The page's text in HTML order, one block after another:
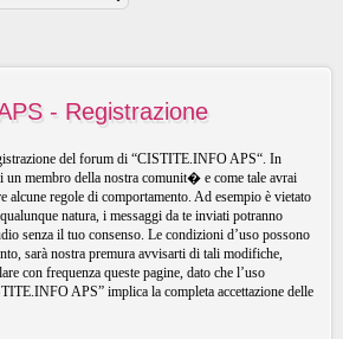
- Registrazione
del forum di “CISTITE.INFO APS“. In
un membro della nostra comunit� e come tale avrai
alcune regole di comportamento. Ad esempio è vietato
natura, i messaggi da te inviati potranno
senza il tuo consenso. Le condizioni d’uso possono
sarà nostra premura avvisarti di tali modifiche,
con frequenza queste pagine, dato che l’uso
APS” implica la completa accettazione delle